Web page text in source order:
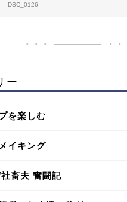
DSC_0126
ー
を楽しむ
イキング
畜夫 奮闘記